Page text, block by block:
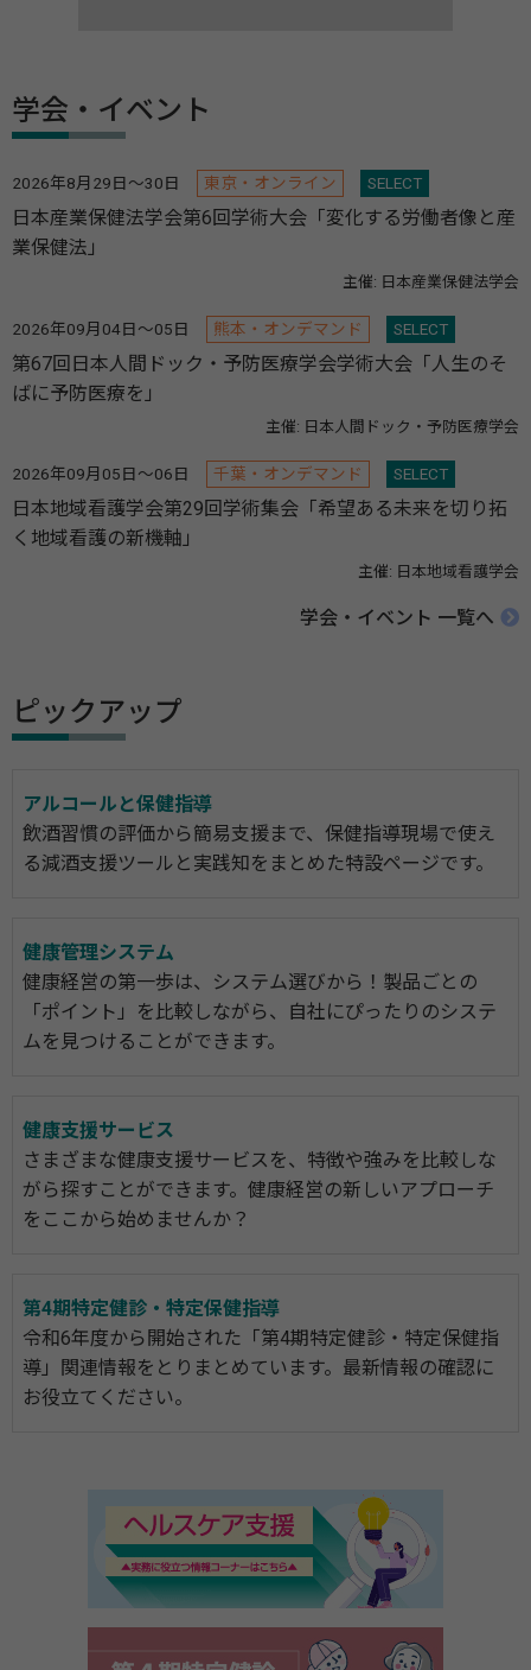
学会・イベント
2026年8月29日～30日 東京・オンライン SELECT
日本産業保健法学会第6回学術大会「変化する労働者像と産
業保健法」
主催: 日本産業保健法学会
2026年09月04日～05日 熊本・オンデマンド SELECT
第67回日本人間ドック・予防医療学会学術大会「人生のそ
ばに予防医療を」
主催: 日本人間ドック・予防医療学会
2026年09月05日～06日 千葉・オンデマンド SELECT
日本地域看護学会第29回学術集会「希望ある未来を切り拓
く地域看護の新機軸」
主催: 日本地域看護学会
学会・イベント 一覧へ
ピックアップ
アルコールと保健指導
飲酒習慣の評価から簡易支援まで、保健指導現場で使え
る減酒支援ツールと実践知をまとめた特設ページです。
健康管理システム
健康経営の第一歩は、システム選びから！製品ごとの
「ポイント」を比較しながら、自社にぴったりのシステ
ムを見つけることができます。
健康支援サービス
さまざまな健康支援サービスを、特徴や強みを比較しな
がら探すことができます。健康経営の新しいアプローチ
をここから始めませんか？
第4期特定健診・特定保健指導
令和6年度から開始された「第4期特定健診・特定保健指
導」関連情報をとりまとめています。最新情報の確認に
お役立てください。